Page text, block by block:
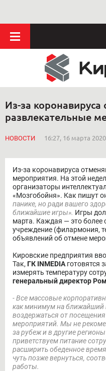
Из-за
развлекательные
НОВОСТИ 16:27, 16 марта 2020
Из-за коронавируса
мероприятия. На этой
организаторы
«Мозгобойня». Как пишут
панике, но ради вашего
ближайшие игры». Игры
марта. Каждая — это более
учреждение (филармония,
объявлений об отмене
Кировские предприятия
Так, ГК INMEDIA готовятся
измерять температуру
генеральный директор
- Все массовые
как минимум на ближайший
воздержаться от
мероприятий. Мы не
за рубеж и в другие
приветствуем питание
расширить обеденное
чуть позже вернуться,
работы.